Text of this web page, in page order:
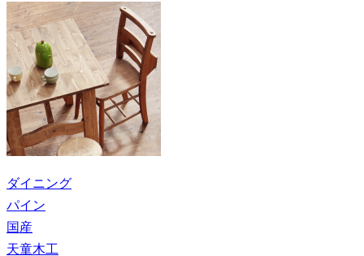
ダイニング
パイン
国産
天童木工